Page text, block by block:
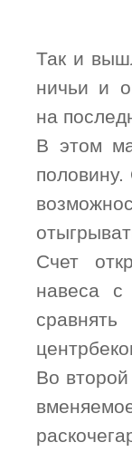
Так и
ничьи и
на
В этом
Счет
навеса с
Во